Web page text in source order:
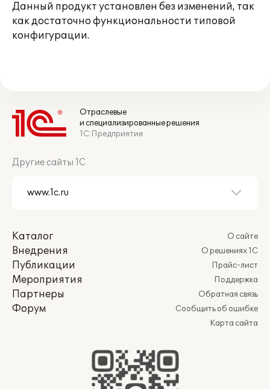
Данный продукт установлен без изменений, так
как достаточно функциональности типовой
конфигурации.
Отраслевые
и специализированные решения
1С:Предприятие
Другие сайты 1С
Каталог
Внедрения
Публикации
Мероприятия
Партнеры
Форум
О сайте
О решениях 1С
Прайс-лист
Поддержка
Обратная связь
Сообщить об ошибке
Карта сайта